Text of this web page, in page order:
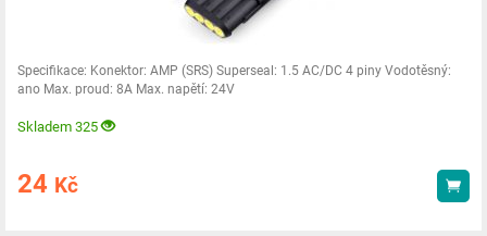
Specifikace: Konektor: AMP (SRS) Superseal: 1.5 AC/DC 4 piny Vodotěsný:
ano Max. proud: 8A Max. napětí: 24V
Skladem 325
24 Kč